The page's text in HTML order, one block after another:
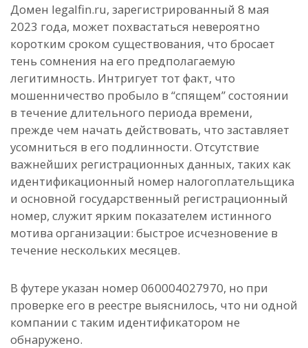
Домен legalfin.ru, зарегистрированный 8 мая
2023 года, может похвастаться невероятно
коротким сроком существования, что бросает
тень сомнения на его предполагаемую
легитимность. Интригует тот факт, что
мошенничество пробыло в “спящем” состоянии
в течение длительного периода времени,
прежде чем начать действовать, что заставляет
усомниться в его подлинности. Отсутствие
важнейших регистрационных данных, таких как
идентификационный номер налогоплательщика
и основной государственный регистрационный
номер, служит ярким показателем истинного
мотива организации: быстрое исчезновение в
течение нескольких месяцев.
В футере указан номер 060004027970, но при
проверке его в реестре выяснилось, что ни одной
компании с таким идентификатором не
обнаружено.